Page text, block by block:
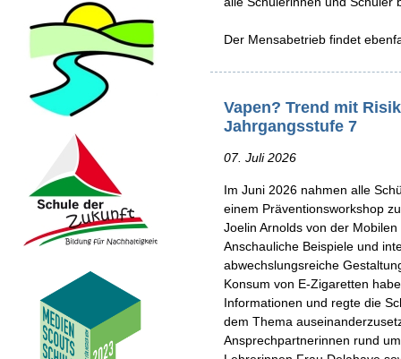
Der Mensabetrieb findet
Vapen? Trend mit
Jahrgangsstufe 7
07. Juli 2026
Im Juni 2026 nahmen alle
einem Präventionsworkshop
Joelin Arnolds von der
Anschauliche Beispiele und
abwechslungsreiche
Konsum von E-Zigaretten
Informationen und regte die
dem Thema
Ansprechpartnerinnen rund